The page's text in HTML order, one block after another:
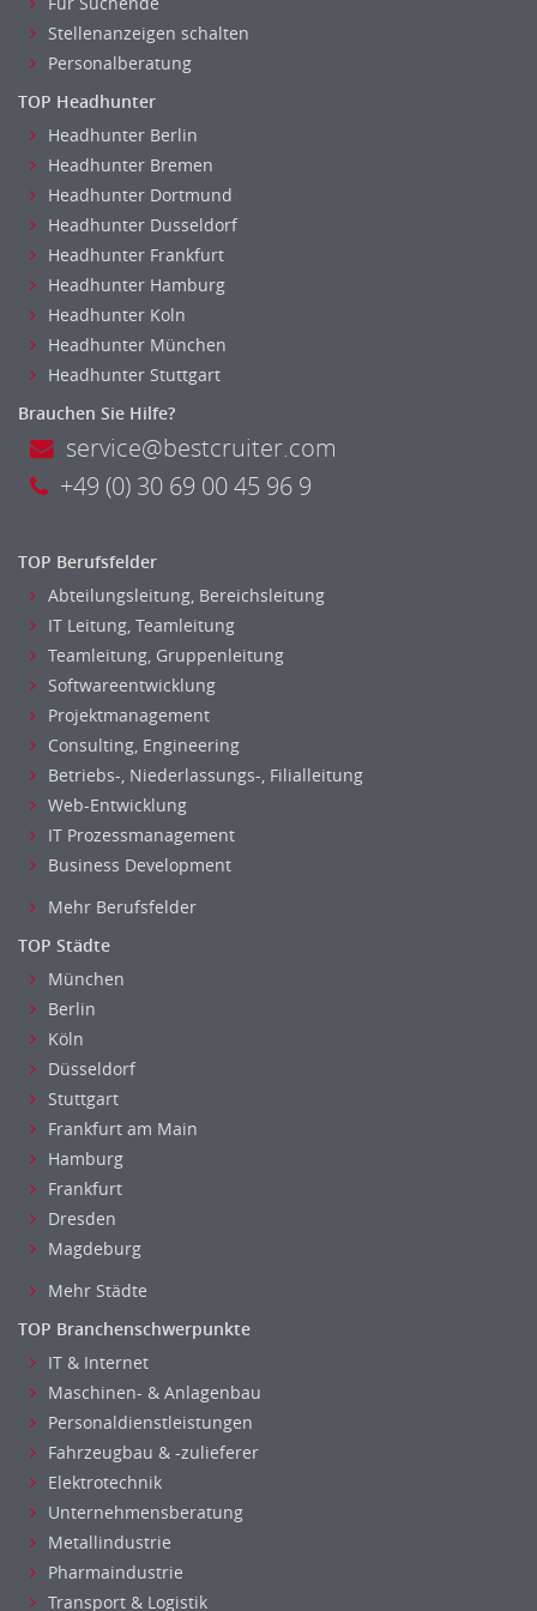
Datenbanken
Embedded Systems
IT Prozessmanagement
Qualitätssicherung, Qualitätsprüfung
SAP/ERP-Beratung, Entwicklung
Security
Softwareentwicklung
Systemadministration, Netzwerkadministration
Training
Web-Entwicklung
Wirtschaftsinformatik
Biologie
Geowissenschaften
Labor, Forschung
Pharmazie
Agiles Projektmanagement
Digital Leadership
Industrie 4.0
Internet of Things
Angestellte, Beamte auf Bundesebene
Angestellte, Beamte auf Landes-, kommunaler Ebene
Angestellte, Beamte im auswärtigen Dienst
Verbände, Vereine
Altenpflege, Betreuungsberufe
Anästhesie und Intensivpflege
Ergotherapie
Gesundheits- und Kinderkrankenpflege
Gesundheits- und Krankenpflege
Hebamme, Entbindungshelfer
Heilerziehungspfleger
Physiotherapie
Sanitätsdienst, ambulanter Dienst
Strahlentherapie
Außendienst
Immobilienmakler
Innendienst, Sachbearbeitung
Kundenservice
Stellenanzeigen schalten
Personalberatung
TOP Headhunter
Headhunter Berlin
Headhunter Bremen
Headhunter Dortmund
Headhunter Dusseldorf
Headhunter Frankfurt
Headhunter Hamburg
Headhunter Koln
Headhunter München
Headhunter Stuttgart
Brauchen Sie Hilfe?
service@bestcruiter.com
+49 (0) 30 69 00 45 96 9
TOP Berufsfelder
Abteilungsleitung, Bereichsleitung
IT Leitung, Teamleitung
Teamleitung, Gruppenleitung
Softwareentwicklung
Projektmanagement
Consulting, Engineering
Betriebs-, Niederlassungs-, Filialleitung
Web-Entwicklung
IT Prozessmanagement
Business Development
Mehr Berufsfelder
TOP Städte
München
Berlin
Köln
Düsseldorf
Stuttgart
Frankfurt am Main
Hamburg
Frankfurt
Dresden
Magdeburg
Mehr Städte
TOP Branchenschwerpunkte
IT & Internet
Maschinen- & Anlagenbau
Personaldienstleistungen
Fahrzeugbau & -zulieferer
Elektrotechnik
Unternehmensberatung
Metallindustrie
Pharmaindustrie
Transport & Logistik